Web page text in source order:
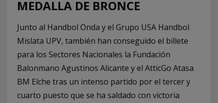
MEDALLA DE BRONCE
Junto al Handbol Onda y el Grupo USA Handbol
Mislata UPV, también han conseguido el billete
para los Sectores Nacionales la Fundación
Balonmano Agustinos Alicante y el AtticGo Atasa
BM Elche tras un intenso partido por el tercer y
cuarto puesto que se ha saldado con victoria